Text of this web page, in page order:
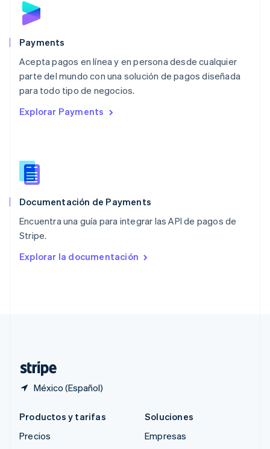
Payments
Acepta pagos en línea y en persona desde cualquier
parte del mundo con una solución de pagos diseñada
para todo tipo de negocios.
Explorar Payments
Documentación de Payments
Encuentra una guía para integrar las API de pagos de
Stripe.
Explorar la documentación
México (Español)
Malta
English
Español
English
Nueva Zelandia
English
NederlandsEnglish
Português
RAE de Hong Kong, China
Reino Unido
República Checa
English
English
Productos y tarifas
Precios
Soluciones
Empresas